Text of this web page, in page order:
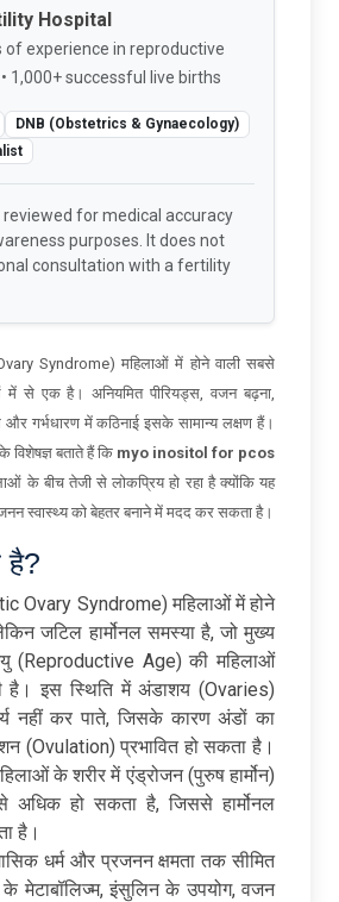
Hospital
of experience in reproductive
1,000+ successful live births
DNB (Obstetrics & Gynaecology)
for medical accuracy
purposes. It does not
consultation with a fertility
Syndrome) महिलाओं में होने वाली सबसे
में से एक है। अनियमित पीरियड्स, वजन बढ़ना,
गर्भधारण में कठिनाई इसके सामान्य लक्षण हैं।
के विशेषज्ञ बताते हैं कि myo inositol for pcos
के बीच तेजी से लोकप्रिय हो रहा है क्योंकि यह
स्वास्थ्य को बेहतर बनाने में मदद कर सकता है।
है?
Ovary Syndrome) महिलाओं में होने
जटिल हार्मोनल समस्या है, जो मुख्य
Age) की महिलाओं
है। इस स्थिति में अंडाशय (Ovaries)
नहीं कर पाते, जिसके कारण अंडों का
(Ovulation) प्रभावित हो सकता है।
के शरीर में एंड्रोजन (पुरुष हार्मोन)
अधिक हो सकता है, जिससे हार्मोनल
है।
धर्म और प्रजनन क्षमता तक सीमित
के मेटाबॉलिज्म, इंसुलिन के उपयोग, वजन